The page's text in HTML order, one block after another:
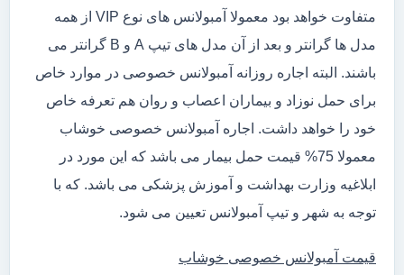
متفاوت خواهد بود معمولا آمبولانس های نوع VIP از همه
مدل ها گرانتر و بعد از آن مدل های تیپ A و B گرانتر می
باشند. البته اجاره روزانه آمبولانس خصوصی در موارد خاص
برای حمل نوزاد و بیماران اعصاب و روان هم تعرفه خاص
خود را خواهد داشت. اجاره آمبولانس خصوصی خوشاب
معمولا 75% قیمت حمل بیمار می باشد که این مورد در
ابلاغیه وزارت بهداشت و آموزش پزشکی می باشد. که با
توجه به شهر و تیپ آمبولانس تعیین می شود.
قیمت آمبولانس خصوصی خوشاب